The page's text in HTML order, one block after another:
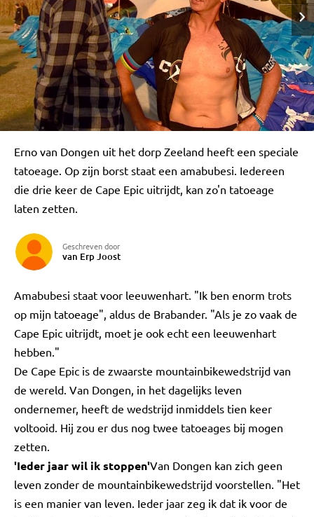
Erno van Dongen uit het dorp Zeeland heeft een speciale
tatoeage. Op zijn borst staat een amabubesi. Iedereen
die drie keer de Cape Epic uitrijdt, kan zo'n tatoeage
laten zetten.
Geschreven door
van Erp Joost
Amabubesi staat voor leeuwenhart. "Ik ben enorm trots
op mijn tatoeage", aldus de Brabander. "Als je zo vaak de
Cape Epic uitrijdt, moet je ook echt een leeuwenhart
hebben."
De Cape Epic is de zwaarste mountainbikewedstrijd van
de wereld. Van Dongen, in het dagelijks leven
ondernemer, heeft de wedstrijd inmiddels tien keer
voltooid. Hij zou er dus nog twee tatoeages bij mogen
zetten.
'Ieder jaar wil ik stoppen'Van Dongen kan zich geen
leven zonder de mountainbikewedstrijd voorstellen. "Het
is een manier van leven. Ieder jaar zeg ik dat ik voor de